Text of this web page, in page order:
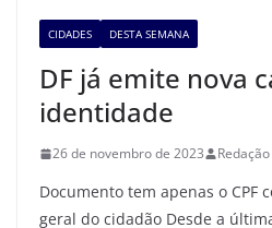
CIDADES DESTA SEMANA
DF já emite nova
identidade
26 de novembro de 2023 Redação
Documento tem apenas o CPF
geral do cidadão Desde a